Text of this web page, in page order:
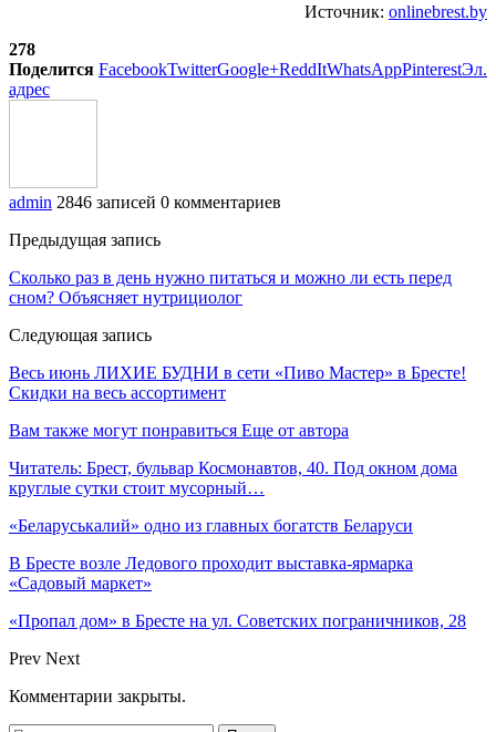
Источник: onlinebrest.by
278
Поделится FacebookTwitterGoogle+ReddItWhatsAppPinterestЭл.
адрес
admin 2846 записей 0 комментариев
Предыдущая запись
Сколько раз в день нужно питаться и можно ли есть перед
сном? Объясняет нутрициолог
Следующая запись
Весь июнь ЛИХИЕ БУДНИ в сети «Пиво Мастер» в Бресте!
Скидки на весь ассортимент
Вам также могут понравиться Еще от автора
Читатель: Брест, бульвар Космонавтов, 40. Под окном дома
круглые сутки стоит мусорный…
«Беларуськалий» одно из главных богатств Беларуси
В Бресте возле Ледового проходит выставка-ярмарка
«Садовый маркет»
«Пропал дом» в Бресте на ул. Советских пограничников, 28
Prev Next
Комментарии закрыты.